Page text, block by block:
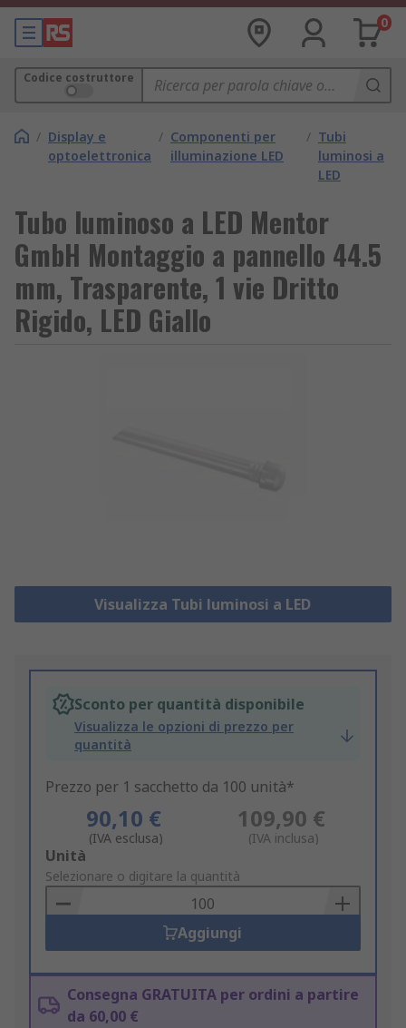
0
Codice costruttore
/ Display e
optoelettronica
/ Componenti per
illuminazione LED
/ Tubi
luminosi a
LED
Tubo luminoso a LED Mentor
GmbH Montaggio a pannello 44.5
mm, Trasparente, 1 vie Dritto
Rigido, LED Giallo
Visualizza Tubi luminosi a LED
Sconto per quantità disponibile
Visualizza le opzioni di prezzo per
quantità
Prezzo per 1 sacchetto da 100 unità*
90,10 €
(IVA esclusa)
109,90 €
(IVA inclusa)
Add
to
Basket
Unità
Selezionare o digitare la quantità
Aggiungi
Consegna GRATUITA per ordini a partire
da 60,00 €